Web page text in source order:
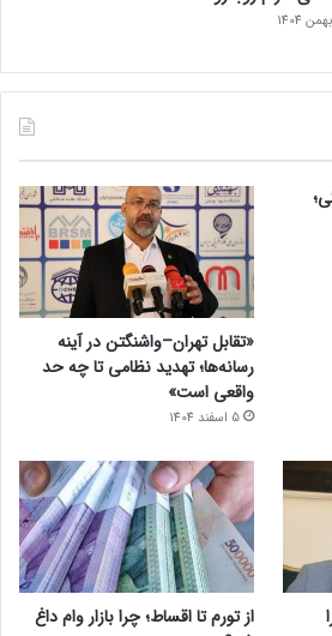
«تقابل تهران–واشنگتن در آینه
رسانه‌ها؛ تهدید نظامی تا چه حد
واقعی است»
5 اسفند 1404
از تورم تا اقساط؛ چرا بازار وام داغ